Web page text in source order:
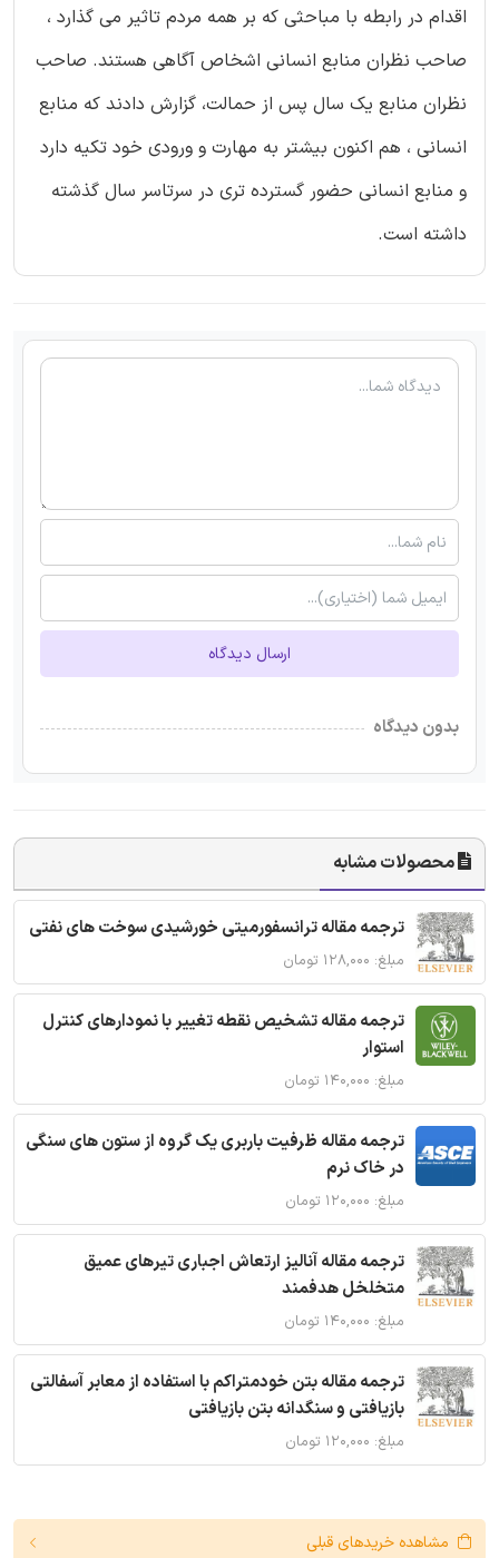
اقدام در رابطه با مباحثی که بر همه مردم تاثیر می گذارد ،
صاحب نظران منابع انسانی اشخاص آگاهی هستند. صاحب
نظران منابع یک سال پس از حمالت، گزارش دادند که منابع
انسانی ، هم اکنون بیشتر به مهارت و ورودی خود تکیه دارد
و منابع انسانی حضور گسترده تری در سرتاسر سال گذشته
داشته است.
ارسال دیدگاه
بدون دیدگاه
محصولات مشابه
ترجمه مقاله ترانسفورمیتی خورشیدی سوخت های نفتی
مبلغ: ۱۲۸,۰۰۰ تومان
ترجمه مقاله تشخیص نقطه تغییر با نمودارهای کنترل
استوار
مبلغ: ۱۴۰,۰۰۰ تومان
ترجمه مقاله ظرفیت باربری یک گروه از ستون های سنگی
در خاک نرم
مبلغ: ۱۲۰,۰۰۰ تومان
ترجمه مقاله آنالیز ارتعاش اجباری تیرهای عمیق
متخلخل هدفمند
مبلغ: ۱۴۰,۰۰۰ تومان
ترجمه مقاله بتن خودمتراکم با استفاده از معابر آسفالتی
بازیافتی و سنگدانه بتن بازیافتی
مبلغ: ۱۲۰,۰۰۰ تومان
مشاهده خریدهای قبلی